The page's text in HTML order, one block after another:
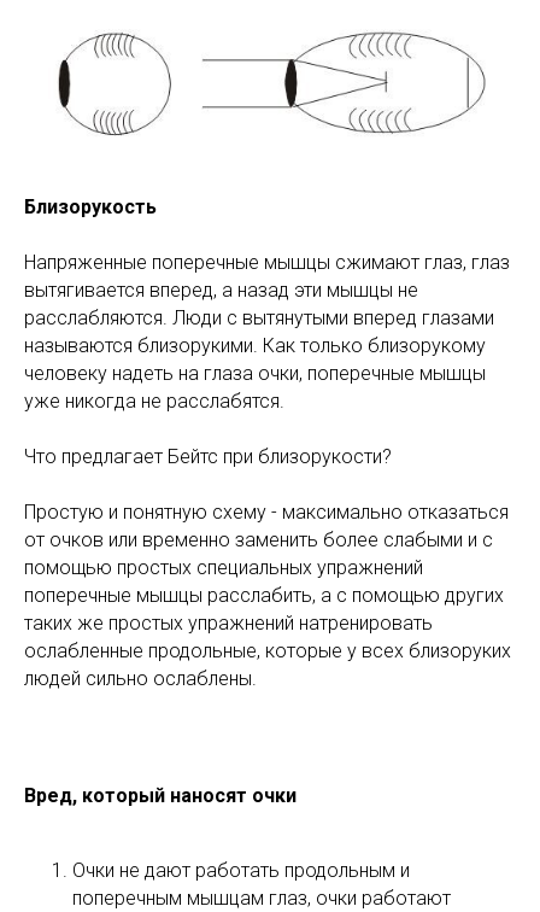
Близорукость
Напряженные поперечные мышцы сжимают глаз, глаз
вытягивается вперед, а назад эти мышцы не
расслабляются. Люди с вытянутыми вперед глазами
называются близорукими. Как только близорукому
человеку надеть на глаза очки, поперечные мышцы
уже никогда не расслабятся.
Что предлагает Бейтс при близорукости?
Простую и понятную схему - максимально отказаться
от очков или временно заменить более слабыми и с
помощью простых специальных упражнений
поперечные мышцы расслабить, а с помощью других
таких же простых упражнений натренировать
ослабленные продольные, которые у всех близоруких
людей сильно ослаблены.
Вред, который наносят очки
Очки не дают работать продольным и
поперечным мышцам глаз, очки работают